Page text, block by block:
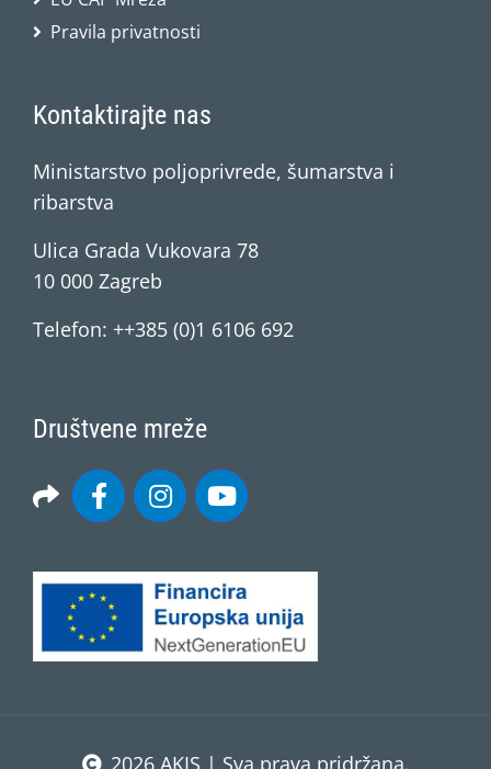
Pravila privatnosti
Kontaktirajte nas
Ministarstvo poljoprivrede, šumarstva i
ribarstva
Ulica Grada Vukovara 78
10 000 Zagreb
Telefon: ++385 (0)1 6106 692
Društvene mreže
2026 AKIS | Sva prava pridržana.